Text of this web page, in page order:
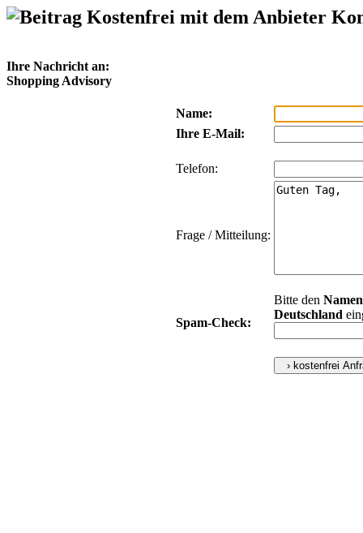
Kostenfrei mit dem Anbieter
Ihre Nachricht an:
Shopping Advisory
Name:
Ihre E-Mail:
Telefon:
Frage / Mitteilung:
Spam-Check:
Bitte den Namen
Deutschland